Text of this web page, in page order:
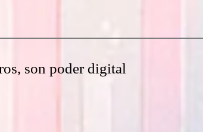
son poder digital